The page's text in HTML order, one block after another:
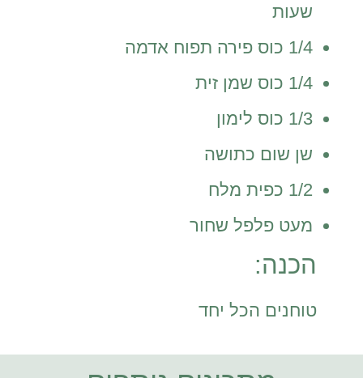
שעות
1/4 כוס פירה תפוח אדמה
1/4 כוס שמן זית
1/3 כוס לימון
שן שום כתושה
1/2 כפית מלח
מעט פלפל שחור
הכנה:
טוחנים הכל יחד